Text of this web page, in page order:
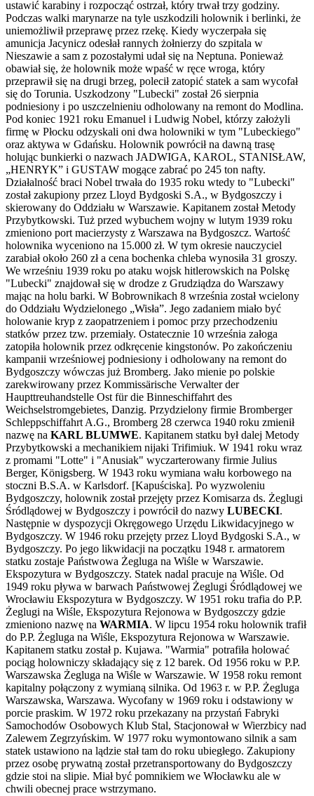
ustawić karabiny i rozpocząć ostrzał, który trwał trzy godziny.
Podczas walki marynarze na tyle uszkodzili holownik i berlinki, że
uniemożliwił przeprawę przez rzekę. Kiedy wyczerpała się
amunicja Jacynicz odesłał rannych żołnierzy do szpitala w
Nieszawie a sam z pozostałymi udał się na Neptuna. Ponieważ
obawiał się, że holownik może wpaść w ręce wroga, który
przeprawił się na drugi brzeg, polecił zatopić statek a sam wycofał
się do Torunia. Uszkodzony "Lubecki" został 26 sierpnia
podniesiony i po uszczelnieniu odholowany na remont do Modlina.
Pod koniec 1921 roku Emanuel i Ludwig Nobel, którzy założyli
firmę w Płocku odzyskali oni dwa holowniki w tym "Lubeckiego"
oraz aktywa w Gdańsku. Holownik powrócił na dawną trasę
holując bunkierki o nazwach JADWIGA, KAROL, STANISŁAW,
„HENRYK” i GUSTAW mogące zabrać po 245 ton nafty.
Działalność braci Nobel trwała do 1935 roku wtedy to "Lubecki"
został zakupiony przez Lloyd Bydgoski S.A., w Bydgoszczy i
skierowany do Oddziału w Warszawie. Kapitanem został Metody
Przybytkowski. Tuż przed wybuchem wojny w lutym 1939 roku
zmieniono port macierzysty z Warszawa na Bydgoszcz. Wartość
holownika wyceniono na 15.000 zł. W tym okresie nauczyciel
zarabiał około 260 zł a cena bochenka chleba wynosiła 31 groszy.
We wrześniu 1939 roku po ataku wojsk hitlerowskich na Polskę
"Lubecki" znajdował się w drodze z Grudziądza do Warszawy
mając na holu barki. W Bobrownikach 8 września został wcielony
do Oddziału Wydzielonego „Wisła”. Jego zadaniem miało być
holowanie kryp z zaopatrzeniem i pomoc przy przechodzeniu
statków przez tzw. przemiały. Ostatecznie 10 września załoga
zatopiła holownik przez odkręcenie kingstonów. Po zakończeniu
kampanii wrześniowej podniesiony i odholowany na remont do
Bydgoszczy wówczas już Bromberg. Jako mienie po polskie
zarekwirowany przez Kommissärische Verwalter der
Haupttreuhandstelle Ost für die Binneschiffahrt des
Weichselstromgebietes, Danzig. Przydzielony firmie Bromberger
Schleppschiffahrt A.G., Bromberg 28 czerwca 1940 roku zmienił
nazwę na KARL BLUMWE. Kapitanem statku był dalej Metody
Przybytkowski a mechanikiem nijaki Trifimiuk. W 1941 roku wraz
z promami "Lotte" i "Anusiak" wyczarterowany firmie Julius
Berger, Königsberg. W 1943 roku wymiana wału korbowego na
stoczni B.S.A. w Karlsdorf. [Kapuściska]. Po wyzwoleniu
Bydgoszczy, holownik został przejęty przez Komisarza ds. Żeglugi
Śródlądowej w Bydgoszczy i powrócił do nazwy LUBECKI.
Następnie w dyspozycji Okręgowego Urzędu Likwidacyjnego w
Bydgoszczy. W 1946 roku przejęty przez Lloyd Bydgoski S.A., w
Bydgoszczy. Po jego likwidacji na początku 1948 r. armatorem
statku zostaje Państwowa Żegluga na Wiśle w Warszawie.
Ekspozytura w Bydgoszczy. Statek nadal pracuje na Wiśle. Od
1949 roku pływa w barwach Państwowej Żeglugi Śródlądowej we
Wrocławiu Ekspozytura w Bydgoszczy. W 1951 roku trafia do P.P.
Żeglugi na Wiśle, Ekspozytura Rejonowa w Bydgoszczy gdzie
zmieniono nazwę na WARMIA. W lipcu 1954 roku holownik trafił
do P.P. Żegluga na Wiśle, Ekspozytura Rejonowa w Warszawie.
Kapitanem statku został p. Kujawa. "Warmia" potrafiła holować
pociąg holowniczy składający się z 12 barek. Od 1956 roku w P.P.
Warszawska Żegluga na Wiśle w Warszawie. W 1958 roku remont
kapitalny połączony z wymianą silnika. Od 1963 r. w P.P. Żegluga
Warszawska, Warszawa. Wycofany w 1969 roku i odstawiony w
porcie praskim. W 1972 roku przekazany na przystań Fabryki
Samochodów Osobowych Klub Stal, Stacjonował w Wierzbicy nad
Zalewem Zegrzyńskim. W 1977 roku wymontowano silnik a sam
statek ustawiono na lądzie stał tam do roku ubiegłego. Zakupiony
przez osobę prywatną został przetransportowany do Bydgoszczy
gdzie stoi na slipie. Miał być pomnikiem we Włocławku ale w
chwili obecnej prace wstrzymano.